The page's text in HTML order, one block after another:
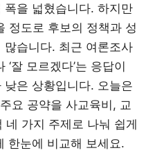
을 넓혔습니다. 하지만
정도로 후보의 정책과 성
습니다. 최근 여론조사
‘잘 모르겠다’는 응답이
은 상황입니다. 오늘은
요 공약을 사교육비, 교
네 가지 주제로 나눠 쉽게
한눈에 비교해 보세요.